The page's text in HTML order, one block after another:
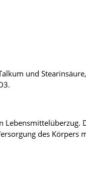
und
Lebensmittelüberzug.
des Körpers